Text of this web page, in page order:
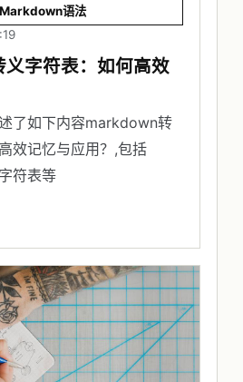
语法
字符表：如何高效
了如下内容markdown转
效记忆与应用？,包括
符表等